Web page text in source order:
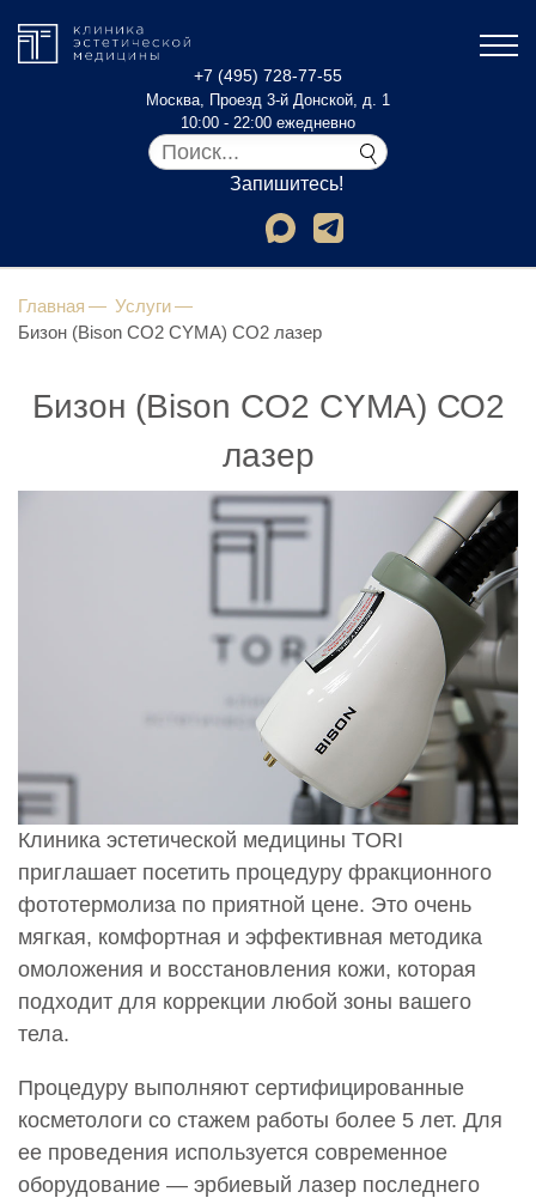
+7 (495) 728-77-55
Москва, Проезд 3-й Донской, д. 1
10:00 - 22:00 ежедневно
Запишитесь!
Главная
Услуги
Бизон (Bison CO2 CYMA) СО2 лазер
Бизон (Bison CO2 CYMA) СО2
лазер
Клиника эстетической медицины TORI
приглашает посетить процедуру фракционного
фототермолиза по приятной цене. Это очень
мягкая, комфортная и эффективная методика
омоложения и восстановления кожи, которая
подходит для коррекции любой зоны вашего
тела.
Процедуру выполняют сертифицированные
косметологи со стажем работы более 5 лет. Для
ее проведения используется современное
оборудование — эрбиевый лазер последнего